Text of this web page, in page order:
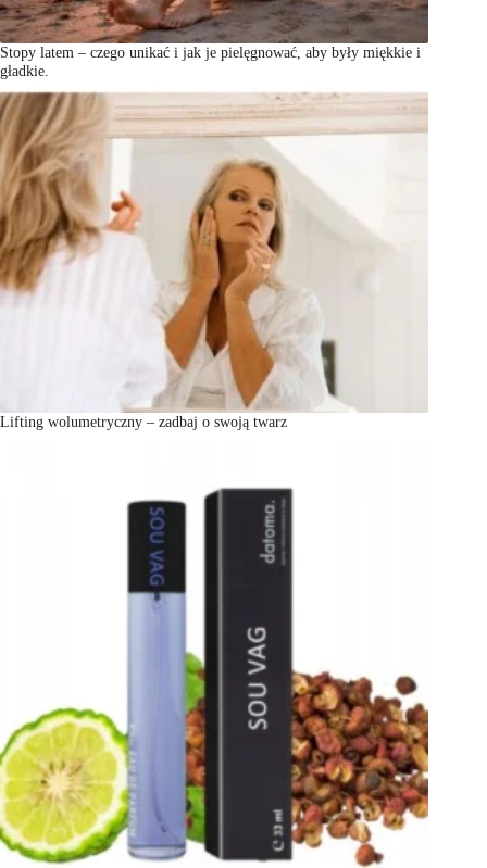
Stopy latem – czego unikać i jak je pielęgnować, aby były miękkie i
gładkie.
Lifting wolumetryczny – zadbaj o swoją twarz